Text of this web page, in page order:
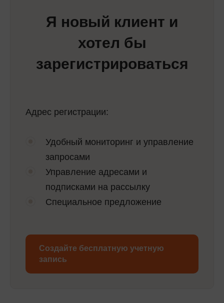
Я новый клиент и
хотел бы
зарегистрироваться
Адрес регистрации:
Удобный мониторинг и управление
запросами
Управление адресами и
подписками на рассылку
Специальное предложение
Создайте бесплатную учетную
запись